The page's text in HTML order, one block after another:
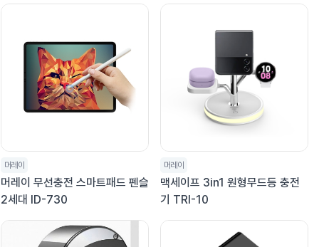
머레이
머레이 무선충전 스마트패드 펜슬
2세대 ID-730
머레이
맥세이프 3in1 원형무드등 충전
기 TRI-10